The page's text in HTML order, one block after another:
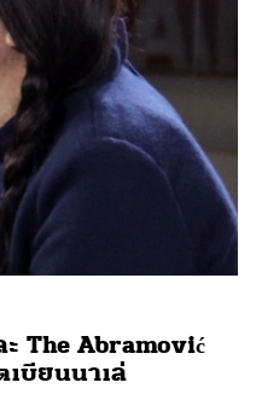
The Abramović
เบียนนาเล่